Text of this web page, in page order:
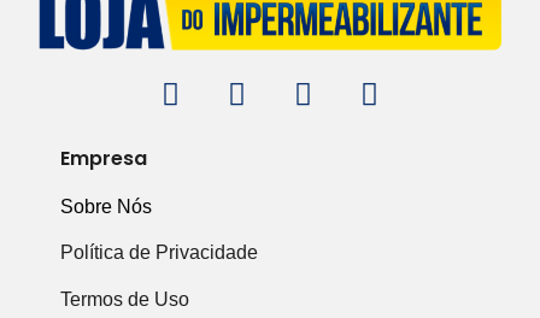
Empresa
Sobre Nós
Política de Privacidade
Termos de Uso